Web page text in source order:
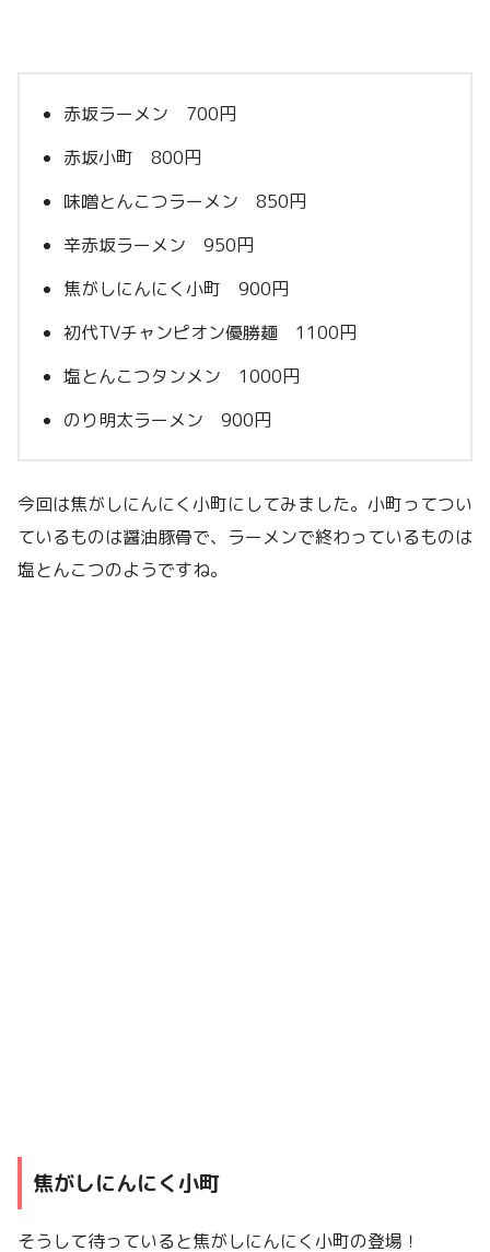
赤坂ラーメン 700円
赤坂小町 800円
味噌とんこつラーメン 850円
辛赤坂ラーメン 950円
焦がしにんにく小町 900円
初代TVチャンピオン優勝麺 1100円
塩とんこつタンメン 1000円
のり明太ラーメン 900円
今回は焦がしにんにく小町にしてみました。小町ってつい
ているものは醤油豚骨で、ラーメンで終わっているものは
塩とんこつのようですね。
焦がしにんにく小町
そうして待っていると焦がしにんにく小町の登場！